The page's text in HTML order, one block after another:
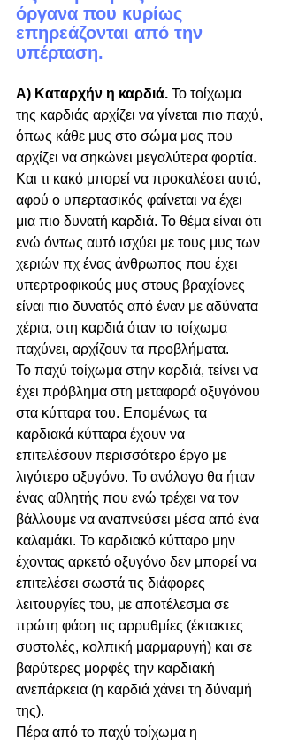
όργανα που κυρίως
επηρεάζονται από την
υπέρταση.
Α) Καταρχήν η καρδιά. Το τοίχωμα
της καρδιάς αρχίζει να γίνεται πιο παχύ,
όπως κάθε μυς στο σώμα μας που
αρχίζει να σηκώνει μεγαλύτερα φορτία.
Και τι κακό μπορεί να προκαλέσει αυτό,
αφού ο υπερτασικός φαίνεται να έχει
μια πιο δυνατή καρδιά. Το θέμα είναι ότι
ενώ όντως αυτό ισχύει με τους μυς των
χεριών πχ ένας άνθρωπος που έχει
υπερτροφικούς μυς στους βραχίονες
είναι πιο δυνατός από έναν με αδύνατα
χέρια, στη καρδιά όταν το τοίχωμα
παχύνει, αρχίζουν τα προβλήματα.
Το παχύ τοίχωμα στην καρδιά, τείνει να
έχει πρόβλημα στη μεταφορά οξυγόνου
στα κύτταρα του. Επομένως τα
καρδιακά κύτταρα έχουν να
επιτελέσουν περισσότερο έργο με
λιγότερο οξυγόνο. Το ανάλογο θα ήταν
ένας αθλητής που ενώ τρέχει να τον
βάλλουμε να αναπνεύσει μέσα από ένα
καλαμάκι. Το καρδιακό κύτταρο μην
έχοντας αρκετό οξυγόνο δεν μπορεί να
επιτελέσει σωστά τις διάφορες
λειτουργίες του, με αποτέλεσμα σε
πρώτη φάση τις αρρυθμίες (έκτακτες
συστολές, κολπική μαρμαρυγή) και σε
βαρύτερες μορφές την καρδιακή
ανεπάρκεια (η καρδιά χάνει τη δύναμή
της).
Πέρα από το παχύ τοίχωμα η